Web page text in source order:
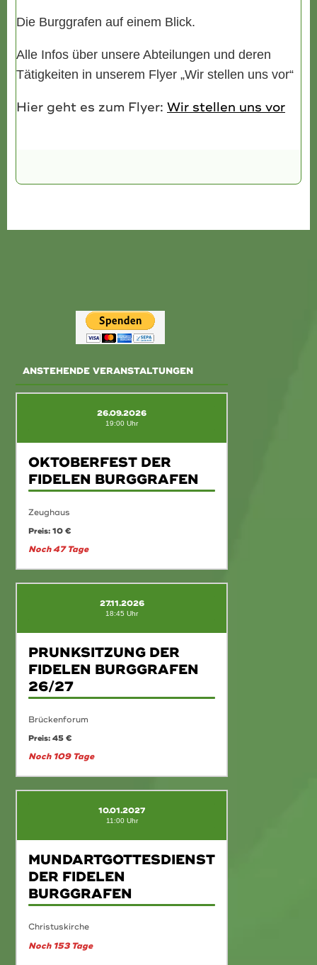
Die Burggrafen auf einem Blick.
Alle Infos über unsere Abteilungen und deren
Tätigkeiten in unserem Flyer „Wir stellen uns vor“
Hier geht es zum Flyer: Wir stellen uns vor
ANSTEHENDE VERANSTALTUNGEN
26.09.2026
19:00 Uhr
OKTOBERFEST DER
FIDELEN BURGGRAFEN
Zeughaus
Preis: 10 €
Noch 47 Tage
27.11.2026
18:45 Uhr
PRUNKSITZUNG DER
FIDELEN BURGGRAFEN
26/27
Brückenforum
Preis: 45 €
Noch 109 Tage
10.01.2027
11:00 Uhr
MUNDARTGOTTESDIENST
DER FIDELEN
BURGGRAFEN
Christuskirche
Noch 153 Tage